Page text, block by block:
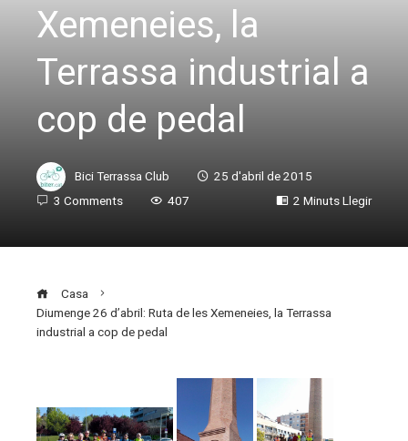
Xemeneies, la
Terrassa industrial a
cop de pedal
Bici Terrassa Club
25 d'abril de 2015
3 Comments
407 2 Minuts Llegir
Casa
Diumenge 26 d’abril: Ruta de les Xemeneies, la Terrassa
industrial a cop de pedal